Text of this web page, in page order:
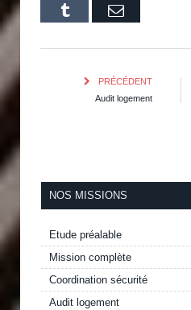
Tumblr Email
PRÉCÉDENT
Audit logement
NOS MISSIONS
Etude préalable
Mission complète
Coordination sécurité
Audit logement